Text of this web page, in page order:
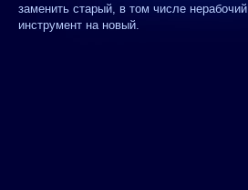
заменить старый, в том числе нерабочий
инструмент на новый.